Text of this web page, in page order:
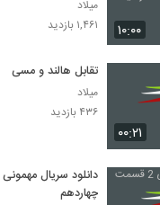
۱۰:۰۰
وحش,راز بقا
میلاد
۱,۴۶۱ بازدید
۰۰:۲۱
تقابل هالند و مسی
میلاد
۴۳۶ بازدید
چهاردهم